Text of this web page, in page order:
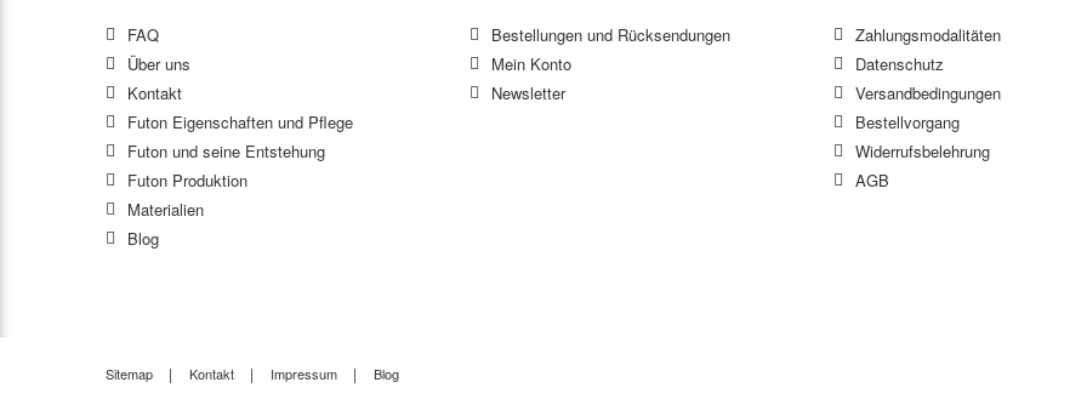
FAQ
Über uns
Kontakt
Futon Eigenschaften und Pflege
Futon und seine Entstehung
Futon Produktion
Materialien
Blog
Bestellungen und Rücksendungen
Mein Konto
Newsletter
Zahlungsmodalitäten
Datenschutz
Versandbedingungen
Bestellvorgang
Widerrufsbelehrung
AGB
Sitemap Kontakt Impressum Blog